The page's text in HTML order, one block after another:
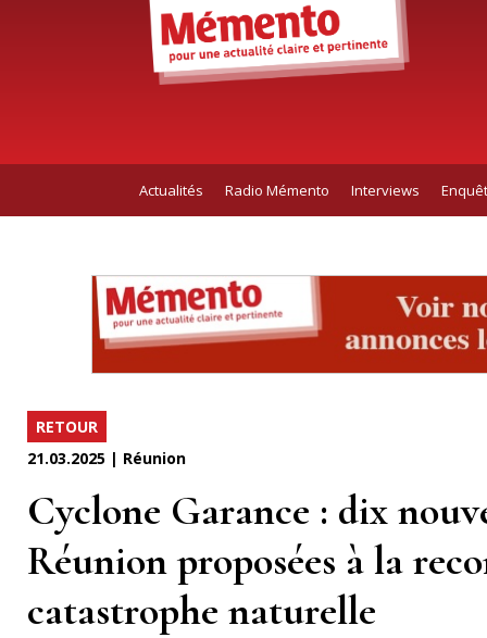
Actualités Radio Mémento Interviews
RETOUR
21.03.2025 | Réunion
Cyclone Garance : dix
Réunion proposées à la
catastrophe naturelle